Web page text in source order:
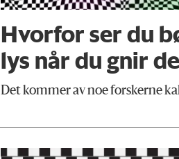
Hvorfor ser du
lys når du gnir
Det kommer av noe forskerne